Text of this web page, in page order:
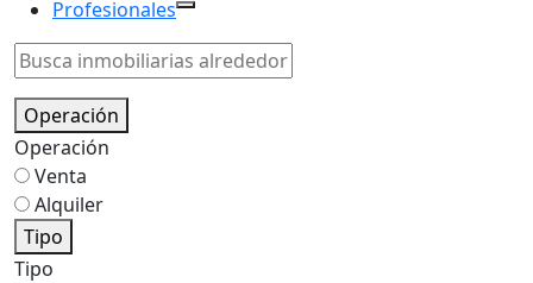
Profesionales
Operación
Operación
Venta
Alquiler
Tipo
Tipo